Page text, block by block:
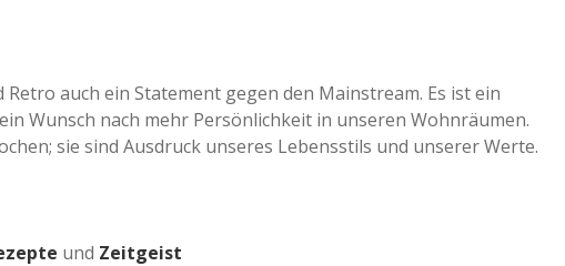
auch ein Statement gegen den Mainstream. Es ist ein
Wunsch nach mehr Persönlichkeit in unseren Wohnräumen.
sie sind Ausdruck unseres Lebensstils und unserer Werte.
und Zeitgeist